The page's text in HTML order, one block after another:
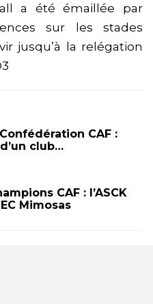
a été émaillée par
sur les stades
jusqu’à la relégation
CAF :
club…
CAF : l’ASCK
Mimosas